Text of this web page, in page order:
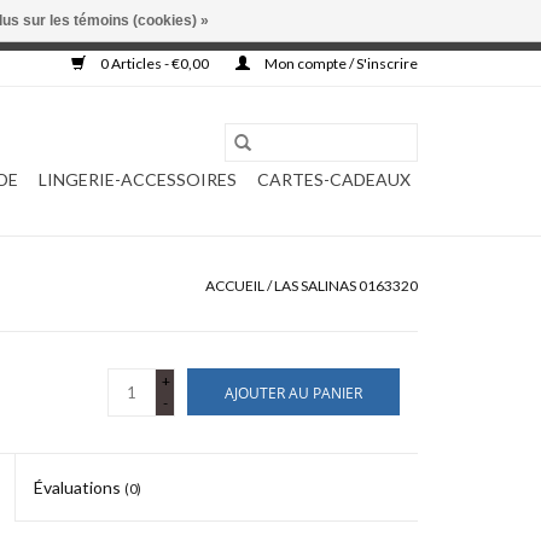
0 Articles - €0,00 Mon compte / S'inscrire
LINGERIE-ACCESSOIRES CARTES-CADEAUX
ACCUEIL/LAS SALINAS 0163320
+
-
AJOUTER AU PANIER
Évaluations (0)
sur les témoins (cookies) »
ni complétée.